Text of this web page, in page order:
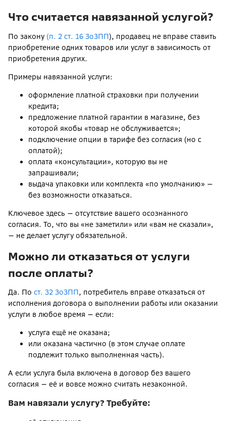
Что считается навязанной услугой?
По закону (п. 2 ст. 16 ЗоЗПП), продавец не вправе ставить
приобретение одних товаров или услуг в зависимость от
приобретения других.
Примеры навязанной услуги:
оформление платной страховки при получении
кредита;
предложение платной гарантии в магазине, без
которой якобы «товар не обслуживается»;
подключение опции в тарифе без согласия (но с
оплатой);
оплата «консультации», которую вы не
запрашивали;
выдача упаковки или комплекта «по умолчанию» —
без возможности отказаться.
Ключевое здесь — отсутствие вашего осознанного
согласия. То, что вы «не заметили» или «вам не сказали»,
— не делает услугу обязательной.
Можно ли отказаться от услуги
после оплаты?
Да. По ст. 32 ЗоЗПП, потребитель вправе отказаться от
исполнения договора о выполнении работы или оказании
услуги в любое время — если:
услуга ещё не оказана;
или оказана частично (в этом случае оплате
подлежит только выполненная часть).
А если услуга была включена в договор без вашего
согласия — её и вовсе можно считать незаконной.
Вам навязали услугу? Требуйте: